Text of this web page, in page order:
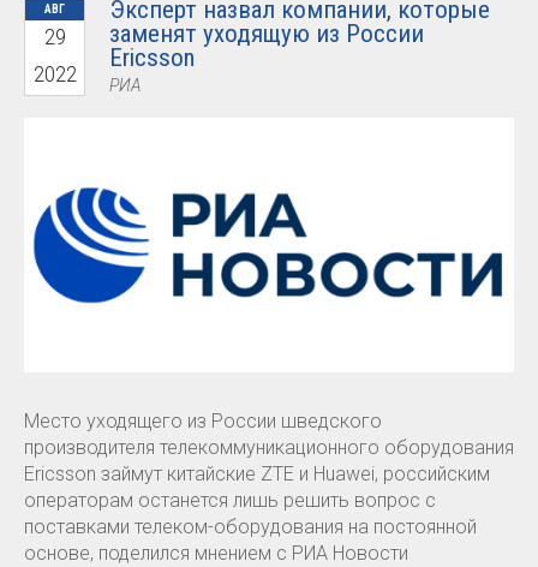
АВГ
29
2022
Эксперт назвал компании, которые
заменят уходящую из России
Ericsson
РИА
Место уходящего из России шведского
производителя телекоммуникационного оборудования
Ericsson займут китайские ZTE и Huawei, российским
операторам останется лишь решить вопрос с
поставками телеком-оборудования на постоянной
основе, поделился мнением с РИА Новости